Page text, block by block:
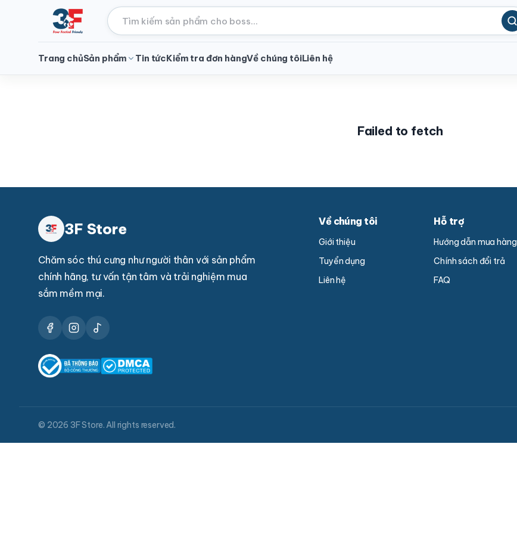
Trang chủSản phẩm Tin tứcKiểm tra đơn hàngVề chúng tôiLiên hệ
Failed to fetch
3F Store
Chăm sóc thú cưng như người thân với sản phẩm
chính hãng, tư vấn tận tâm và trải nghiệm mua
sắm mềm mại.
Về chúng tôi
Giới thiệu
Tuyển dụng
Liên hệ
Hỗ trợ
Hướng dẫn mua hàng
Chính sách đổi trả
FAQ
© 2026 3F Store. All rights reserved.